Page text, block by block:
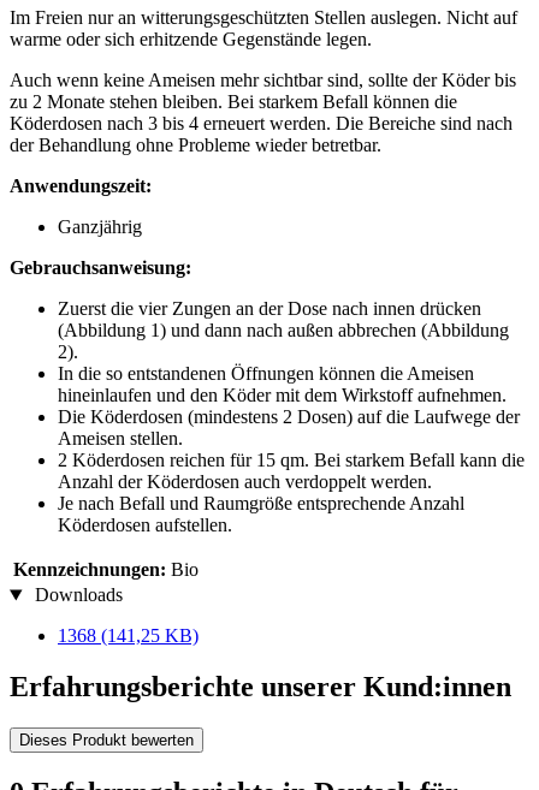
Im Freien nur an witterungsgeschützten Stellen auslegen. Nicht auf
warme oder sich erhitzende Gegenstände legen.
Auch wenn keine Ameisen mehr sichtbar sind, sollte der Köder bis
zu 2 Monate stehen bleiben. Bei starkem Befall können die
Köderdosen nach 3 bis 4 erneuert werden. Die Bereiche sind nach
der Behandlung ohne Probleme wieder betretbar.
Anwendungszeit:
Ganzjährig
Gebrauchsanweisung:
Zuerst die vier Zungen an der Dose nach innen drücken
(Abbildung 1) und dann nach außen abbrechen (Abbildung
2).
In die so entstandenen Öffnungen können die Ameisen
hineinlaufen und den Köder mit dem Wirkstoff aufnehmen.
Die Köderdosen (mindestens 2 Dosen) auf die Laufwege der
Ameisen stellen.
2 Köderdosen reichen für 15 qm. Bei starkem Befall kann die
Anzahl der Köderdosen auch verdoppelt werden.
Je nach Befall und Raumgröße entsprechende Anzahl
Köderdosen aufstellen.
Kennzeichnungen: Bio
Downloads
1368 (141,25 KB)
Erfahrungsberichte unserer Kund:innen
Dieses Produkt bewerten